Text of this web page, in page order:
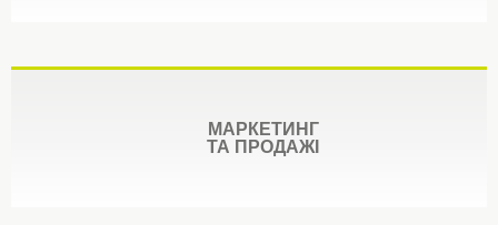
МАРКЕТИНГ
ТА ПРОДАЖІ